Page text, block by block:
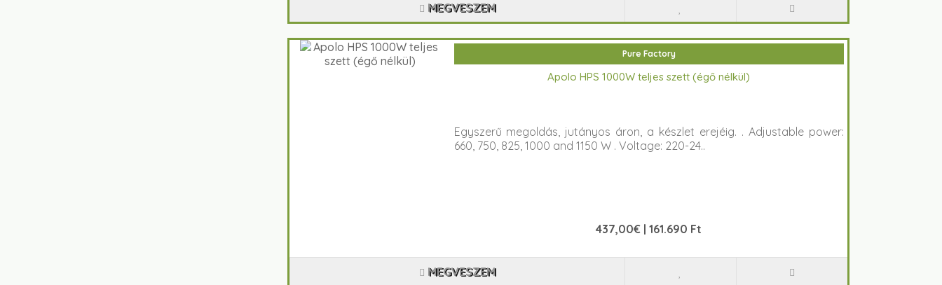
MEGVESZEM
Pure Factory
Apolo HPS 1000W teljes szett (égő nélkül)
Egyszerű megoldás, jutányos áron, a készlet erejéig. . Adjustable power:
660, 750, 825, 1000 and 1150 W . Voltage: 220-24..
437,00€ | 161.690 Ft
MEGVESZEM